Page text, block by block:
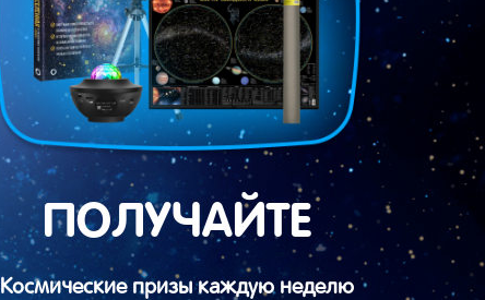
ПОЛУЧАЙТЕ
Космические призы каждую неделю